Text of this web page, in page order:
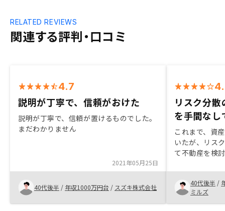
関連する評判・口コミ
RELATED REVIEWS
4.7
説明が丁寧で、信頼がおけた
説明が丁寧で、信頼が置けるものでした。
まだわかりません
2021年05月25日
40代後半 / 年収1000万円台 / スズキ株式会社
リスク分
を手間なし
これまで、資
いたが、リス
て不動産を検
間がかかる上
であることを
ろ、リノシー
でも聞いてみ
40代後半 /
ミルズ